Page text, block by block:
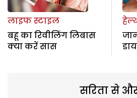
लाइफ स्टाइल
बहू का रिवीलिंग लिबास
क्या करें सास
सरिता से